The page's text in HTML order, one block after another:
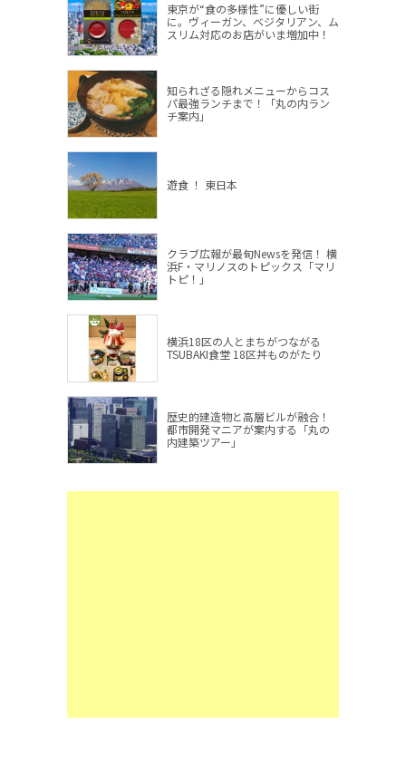
東京が“食の多様性”に優しい街
に。ヴィーガン、ベジタリアン、ム
スリム対応のお店がいま増加中！
知られざる隠れメニューからコス
パ最強ランチまで！「丸の内ラン
チ案内」
遊食 ！ 東日本
クラブ広報が最旬Newsを発信！ 横
浜F・マリノスのトピックス「マリ
トピ！」
横浜18区の人とまちがつながる
TSUBAKI食堂 18区丼ものがたり
歴史的建造物と高層ビルが融合！
都市開発マニアが案内する「丸の
内建築ツアー」